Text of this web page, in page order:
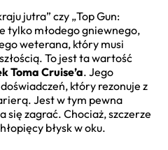
jutra” czy „Top Gun:
tylko młodego gniewnego,
weterana, który musi
To jest ta wartość
Toma Cruise’a. Jego
który rezonuje z
Jest w tym pewna
się zagrać. Chociaż, szczerze
błysk w oku.